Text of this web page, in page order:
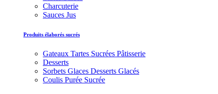
Charcuterie
Sauces Jus
Produits élaborés sucrés
Gateaux Tartes Sucrées Pâtisserie
Desserts
Sorbets Glaces Desserts Glacés
Coulis Purée Sucrée